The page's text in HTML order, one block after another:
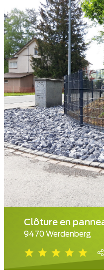
Clôture en
9470 Werdenberg